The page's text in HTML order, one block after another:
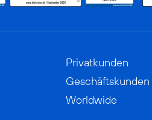
Privatkunden
Geschäftskunden
Worldwide